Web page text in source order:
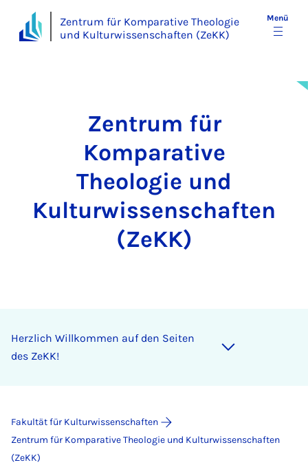
Zentrum für Komparative Theologie
und Kulturwissenschaften (ZeKK)
Menü
Zentrum für
Komparative
Theologie und
Kulturwissenschaften
(ZeKK)
Herzlich Willkommen auf den Seiten
des ZeKK!
Fakultät für Kulturwissenschaften
Zentrum für Komparative Theologie und Kulturwissenschaften
(ZeKK)